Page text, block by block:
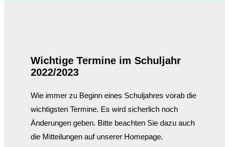
Wichtige Termine im Schuljahr
2022/2023
Wie immer zu Beginn eines Schuljahres vorab die
wichtigsten Termine. Es wird sicherlich noch
Änderungen geben. Bitte beachten Sie dazu auch
die Mitteilungen auf unserer Homepage.